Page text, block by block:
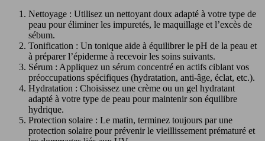
Nettoyage : Utilisez un nettoyant doux adapté à votre type de
peau pour éliminer les impuretés, le maquillage et l’excès de
sébum.
Tonification : Un tonique aide à équilibrer le pH de la peau et
à préparer l’épiderme à recevoir les soins suivants.
Sérum : Appliquez un sérum concentré en actifs ciblant vos
préoccupations spécifiques (hydratation, anti-âge, éclat, etc.).
Hydratation : Choisissez une crème ou un gel hydratant
adapté à votre type de peau pour maintenir son équilibre
hydrique.
Protection solaire : Le matin, terminez toujours par une
protection solaire pour prévenir le vieillissement prématuré et